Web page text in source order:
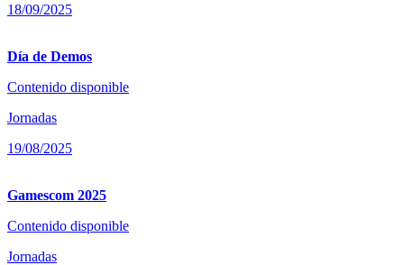
18/09/2025
Día de Demos
Contenido disponible
Jornadas
19/08/2025
Gamescom 2025
Contenido disponible
Jornadas